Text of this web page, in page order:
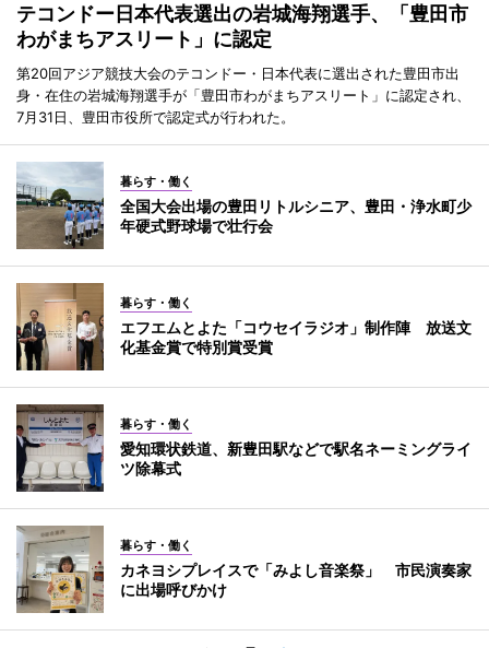
テコンドー日本代表選出の岩城海翔選手、「豊田市
わがまちアスリート」に認定
第20回アジア競技大会のテコンドー・日本代表に選出された豊田市出
身・在住の岩城海翔選手が「豊田市わがまちアスリート」に認定され、
7月31日、豊田市役所で認定式が行われた。
暮らす・働く
全国大会出場の豊田リトルシニア、豊田・浄水町少
年硬式野球場で壮行会
暮らす・働く
エフエムとよた「コウセイラジオ」制作陣 放送文
化基金賞で特別賞受賞
暮らす・働く
愛知環状鉄道、新豊田駅などで駅名ネーミングライ
ツ除幕式
暮らす・働く
カネヨシプレイスで「みよし音楽祭」 市民演奏家
に出場呼びかけ